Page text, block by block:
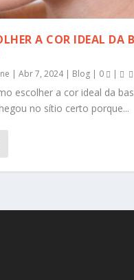
A COR IDEAL DA
|Abr 7, 2024| Blog | 0 |
escolher a cor ideal da
no sítio certo porque...